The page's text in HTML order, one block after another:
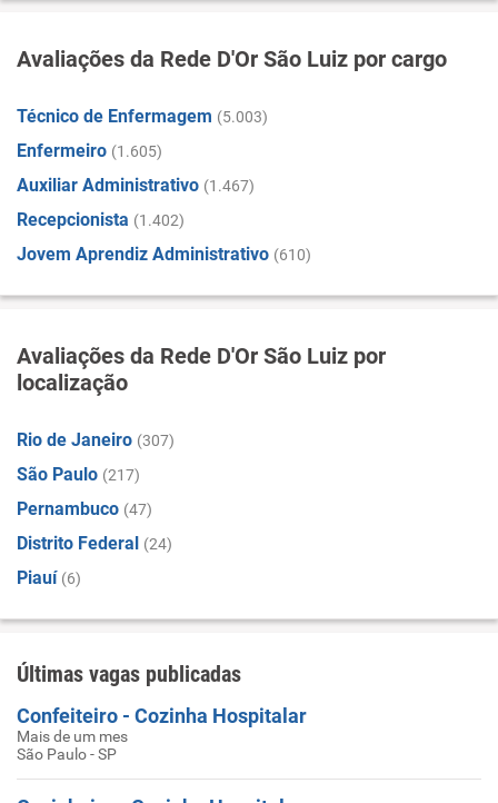
Avaliações da Rede D'Or São Luiz por cargo
Técnico de Enfermagem (5.003)
Enfermeiro (1.605)
Auxiliar Administrativo (1.467)
Recepcionista (1.402)
Jovem Aprendiz Administrativo (610)
Avaliações da Rede D'Or São Luiz por
localização
Rio de Janeiro (307)
São Paulo (217)
Pernambuco (47)
Distrito Federal (24)
Piauí (6)
Últimas vagas publicadas
Confeiteiro - Cozinha Hospitalar
Mais de um mes
São Paulo - SP